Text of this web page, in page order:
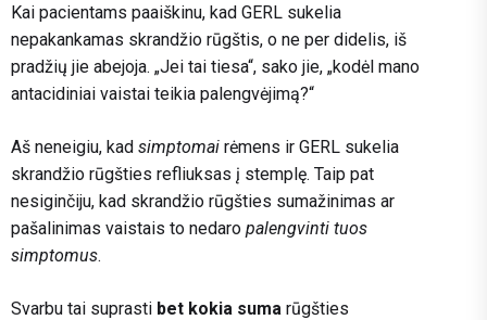
Kai pacientams paaiškinu, kad GERL sukelia
nepakankamas skrandžio rūgštis, o ne per didelis, iš
pradžių jie abejoja. „Jei tai tiesa“, sako jie, „kodėl mano
antacidiniai vaistai teikia palengvėjimą?“
Aš neneigiu, kad simptomai rėmens ir GERL sukelia
skrandžio rūgšties refliuksas į stemplę. Taip pat
nesiginčiju, kad skrandžio rūgšties sumažinimas ar
pašalinimas vaistais to nedaro palengvinti tuos
simptomus.
Svarbu tai suprasti bet kokia suma rūgšties